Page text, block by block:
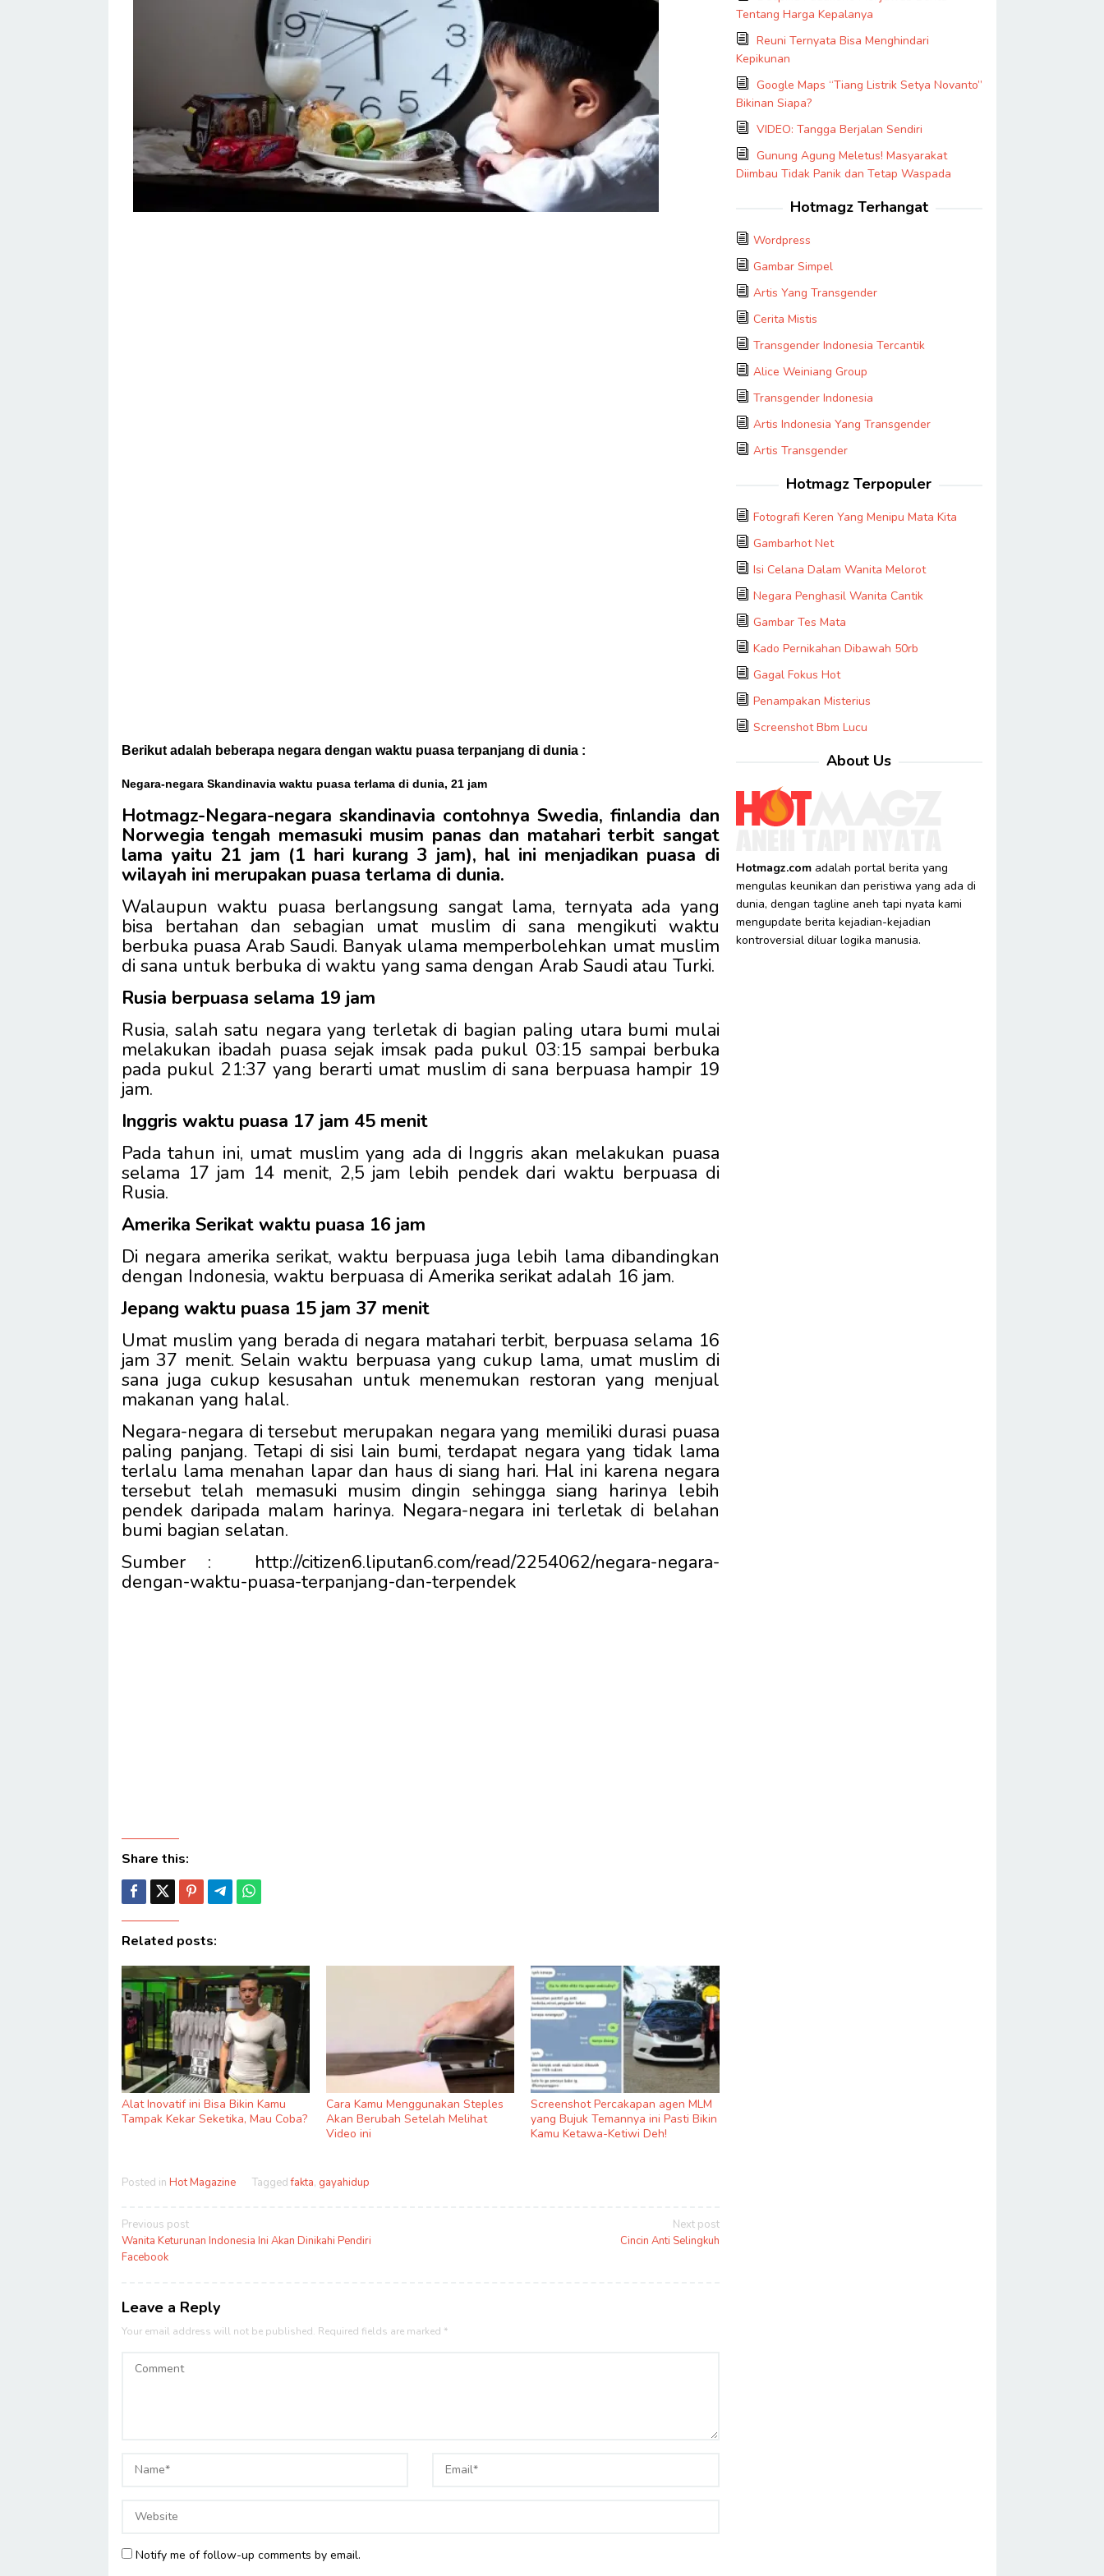
Berikut adalah beberapa negara dengan waktu puasa terpanjang di dunia :
Negara-negara Skandinavia waktu puasa terlama di dunia, 21 jam
Hotmagz-Negara-negara skandinavia contohnya Swedia, finlandia dan
Norwegia tengah memasuki musim panas dan matahari terbit sangat
lama yaitu 21 jam (1 hari kurang 3 jam), hal ini menjadikan puasa di
wilayah ini merupakan puasa terlama di dunia.
Walaupun waktu puasa berlangsung sangat lama, ternyata ada yang
bisa bertahan dan sebagian umat muslim di sana mengikuti waktu
berbuka puasa Arab Saudi. Banyak ulama memperbolehkan umat muslim
di sana untuk berbuka di waktu yang sama dengan Arab Saudi atau Turki.
Rusia berpuasa selama 19 jam
Rusia, salah satu negara yang terletak di bagian paling utara bumi mulai
melakukan ibadah puasa sejak imsak pada pukul 03:15 sampai berbuka
pada pukul 21:37 yang berarti umat muslim di sana berpuasa hampir 19
jam.
Inggris waktu puasa 17 jam 45 menit
Pada tahun ini, umat muslim yang ada di Inggris akan melakukan puasa
selama 17 jam 14 menit, 2,5 jam lebih pendek dari waktu berpuasa di
Rusia.
Amerika Serikat waktu puasa 16 jam
Di negara amerika serikat, waktu berpuasa juga lebih lama dibandingkan
dengan Indonesia, waktu berpuasa di Amerika serikat adalah 16 jam.
Jepang waktu puasa 15 jam 37 menit
Umat muslim yang berada di negara matahari terbit, berpuasa selama 16
jam 37 menit. Selain waktu berpuasa yang cukup lama, umat muslim di
sana juga cukup kesusahan untuk menemukan restoran yang menjual
makanan yang halal.
Negara-negara di tersebut merupakan negara yang memiliki durasi puasa
paling panjang. Tetapi di sisi lain bumi, terdapat negara yang tidak lama
terlalu lama menahan lapar dan haus di siang hari. Hal ini karena negara
tersebut telah memasuki musim dingin sehingga siang harinya lebih
pendek daripada malam harinya. Negara-negara ini terletak di belahan
bumi bagian selatan.
Sumber : http://citizen6.liputan6.com/read/2254062/negara-negara-
dengan-waktu-puasa-terpanjang-dan-terpendek
Share this:
Related posts:
Alat Inovatif ini Bisa Bikin Kamu
Tampak Kekar Seketika, Mau Coba?
Cara Kamu Menggunakan Steples
Akan Berubah Setelah Melihat
Video ini
Screenshot Percakapan agen MLM
yang Bujuk Temannya ini Pasti Bikin
Kamu Ketawa-Ketiwi Deh!
Posted in Hot Magazine Taggedfakta, gayahidup
Post
navigation
Previous post
Wanita Keturunan Indonesia Ini Akan Dinikahi Pendiri
Facebook
Next post
Cincin Anti Selingkuh
Leave a Reply
Your email address will not be published. Required fields are marked *
Notify me of follow-up comments by email.
Tentang Harga Kepalanya
Reuni Ternyata Bisa Menghindari
Kepikunan
Google Maps “Tiang Listrik Setya Novanto”
Bikinan Siapa?
VIDEO: Tangga Berjalan Sendiri
Gunung Agung Meletus! Masyarakat
Diimbau Tidak Panik dan Tetap Waspada
Hotmagz Terhangat
Wordpress
Gambar Simpel
Artis Yang Transgender
Cerita Mistis
Transgender Indonesia Tercantik
Alice Weiniang Group
Transgender Indonesia
Artis Indonesia Yang Transgender
Artis Transgender
Hotmagz Terpopuler
Fotografi Keren Yang Menipu Mata Kita
Gambarhot Net
Isi Celana Dalam Wanita Melorot
Negara Penghasil Wanita Cantik
Gambar Tes Mata
Kado Pernikahan Dibawah 50rb
Gagal Fokus Hot
Penampakan Misterius
Screenshot Bbm Lucu
About Us
Hotmagz.comadalah portal berita yang
mengulas keunikan dan peristiwa yang ada di
dunia, dengan tagline aneh tapi nyata kami
mengupdate berita kejadian-kejadian
kontroversial diluar logika manusia.